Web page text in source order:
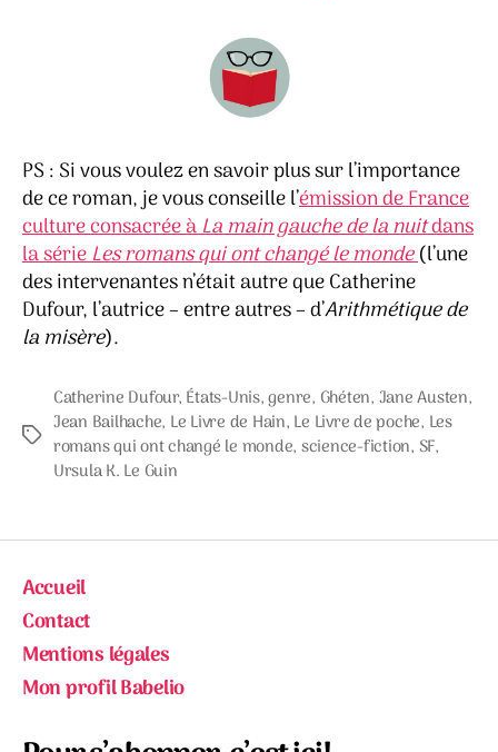
PS : Si vous voulez en savoir plus sur l’importance
de ce roman, je vous conseille l’émission de France
culture consacrée àLa main gauche de la nuitdans
la sérieLes romans qui ont changé le monde(l’une
des intervenantes n’était autre que Catherine
Dufour, l’autrice – entre autres – d’Arithmétique de
la misère).
Étiquettes
Catherine Dufour, États-Unis,genre, Ghéten, Jane Austen,
Jean Bailhache, Le Livre de Hain, Le Livre de poche, Les
romans qui ont changé le monde, science-fiction, SF,
Ursula K. Le Guin
Accueil
Contact
Mentions légales
Mon profil Babelio